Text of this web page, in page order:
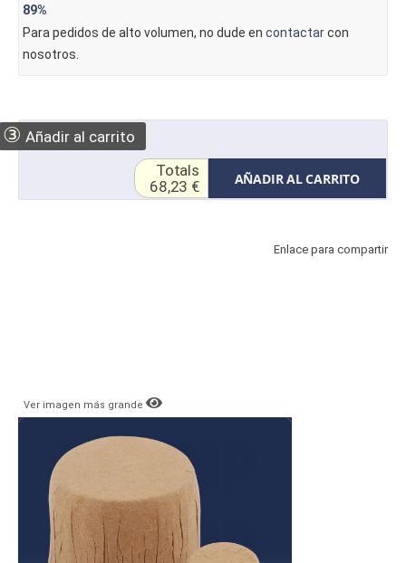
89%
Para pedidos de alto volumen, no dude en contactarcon
nosotros.
③ Añadir al carrito
AÑADIR AL CARRITO
Totals
68,23 €
Enlace para compartir
Ver imagen más grande